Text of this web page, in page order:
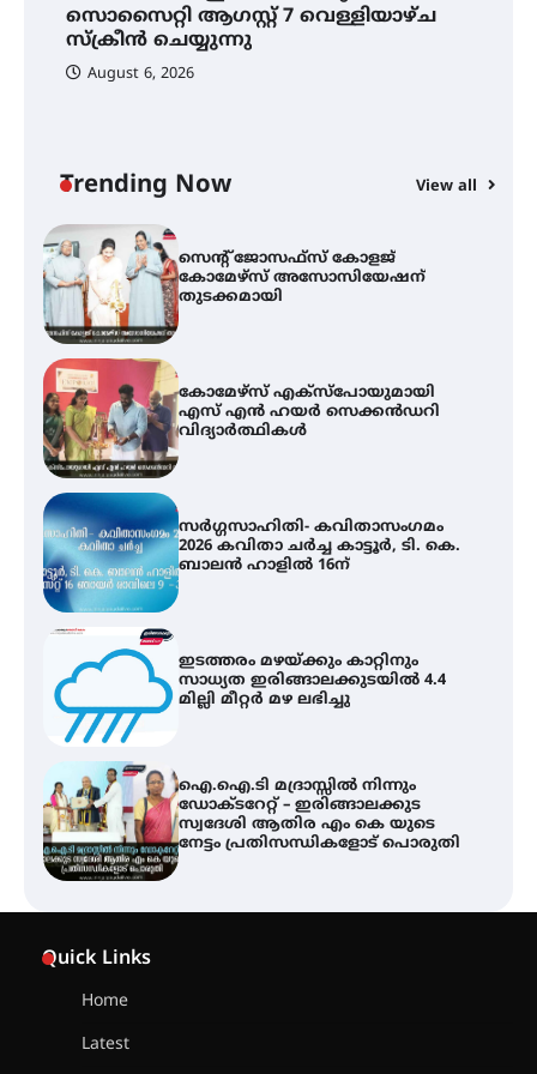
സൊസൈറ്റി ആഗസ്റ്റ് 7 വെള്ളിയാഴ്ച
സ്‌ക്രീൻ ചെയ്യുന്നു
August 6, 2026
Trending Now View all
ഫിലിം സൊസൈറ്റി ആഗസ്റ്റ് 7
വെള്ളിയാഴ്ച സ്‌ക്രീൻ ചെയ്യുന്നു
കോമേഴ്സ് എക്സ്പോയുമായി
എസ് എൻ ഹയർ സെക്കൻഡറി
വിദ്യാർത്ഥികൾ
സർഗ്ഗസാഹിതി- കവിതാസംഗമം
2026 കവിതാ ചർച്ച കാട്ടൂർ, ടി. കെ.
ബാലൻ ഹാളിൽ 16ന്
ഇടത്തരം മഴയ്ക്കും കാറ്റിനും
സാധ്യത ഇരിങ്ങാലക്കുടയിൽ 4.4
മില്ലി മീറ്റർ മഴ ലഭിച്ചു
ഐ.ഐ.ടി മദ്രാസ്സിൽ നിന്നും
ഡോക്ടറേറ്റ് – ഇരിങ്ങാലക്കുട
സ്വദേശി ആതിര എം കെ യുടെ
നേട്ടം പ്രതിസന്ധികളോട് പൊരുതി
ട്യുണീഷ്യൻ ചിത്രം ” ദി വോയിസ്
ഓഫ് ഹിന്ദ് റജബ് ” ഇരിങ്ങാലക്കുട
ഫിലിം സൊസൈറ്റി ആഗസ്റ്റ് 7
വെള്ളിയാഴ്ച സ്‌ക്രീൻ ചെയ്യുന്നു
Quick Links
Home
Latest